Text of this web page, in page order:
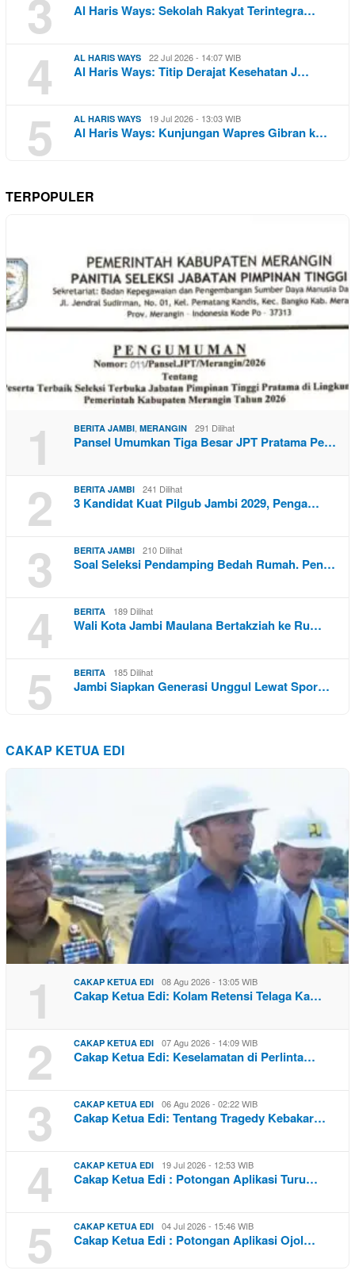
Al Haris Ways: Sekolah Rakyat Terintegra…
4 AL HARIS WAYS 22 Jul 2026 - 14:07 WIB
Al Haris Ways: Titip Derajat Kesehatan J…
5 AL HARIS WAYS 19 Jul 2026 - 13:03 WIB
Al Haris Ways: Kunjungan Wapres Gibran k…
TERPOPULER
1 BERITA JAMBI MERANGIN 291 Dilihat
Pansel Umumkan Tiga Besar JPT Pratama Pe…
2 BERITA JAMBI 241 Dilihat
3 Kandidat Kuat Pilgub Jambi 2029, Penga…
3 BERITA JAMBI 210 Dilihat
Soal Seleksi Pendamping Bedah Rumah. Pen…
4 BERITA 189 Dilihat
Wali Kota Jambi Maulana Bertakziah ke Ru…
5 BERITA 185 Dilihat
Jambi Siapkan Generasi Unggul Lewat Spor…
CAKAP KETUA EDI
1 CAKAP KETUA EDI 08 Agu 2026 - 13:05 WIB
Cakap Ketua Edi: Kolam Retensi Telaga Ka…
2 CAKAP KETUA EDI 07 Agu 2026 - 14:09 WIB
Cakap Ketua Edi: Keselamatan di Perlinta…
3 CAKAP KETUA EDI 06 Agu 2026 - 02:22 WIB
Cakap Ketua Edi: Tentang Tragedy Kebakar…
4 CAKAP KETUA EDI 19 Jul 2026 - 12:53 WIB
Cakap Ketua Edi : Potongan Aplikasi Turu…
5 CAKAP KETUA EDI 04 Jul 2026 - 15:46 WIB
Cakap Ketua Edi : Potongan Aplikasi Ojol…